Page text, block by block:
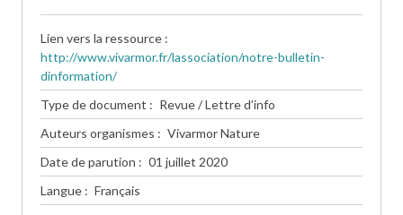
Lien vers la ressource
http://www.vivarmor.fr/lassociation/notre-bulletin-
dinformation/
Type de document
Revue / Lettre d’info
Auteurs organismes
Vivarmor Nature
Date de parution
01 juillet 2020
Langue
Français